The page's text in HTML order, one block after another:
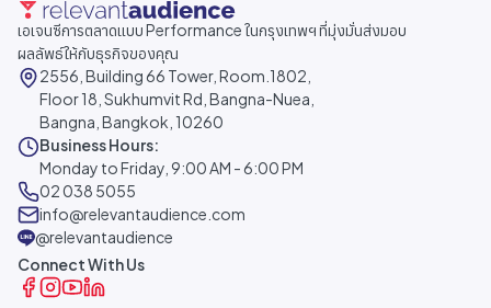
เอเจนซีการตลาดแบบ Performance ในกรุงเทพฯ ที่มุ่งมั่นส่งมอบ
ผลลัพธ์ให้กับธุรกิจของคุณ
2556, Building 66 Tower, Room.1802,
Floor 18, Sukhumvit Rd, Bangna-Nuea,
Bangna, Bangkok, 10260
Business Hours:
Monday to Friday, 9:00 AM - 6:00 PM
02 038 5055
info@relevantaudience.com
@relevantaudience
Connect With Us